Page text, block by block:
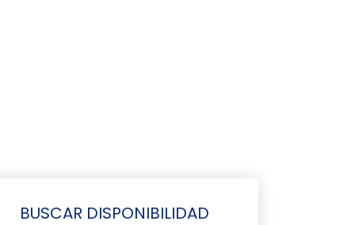
BUSCAR DISPONIBILIDAD